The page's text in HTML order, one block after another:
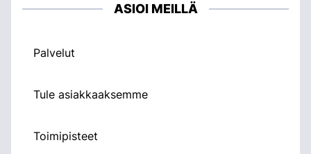
ASIOI MEILLÄ
Palvelut
Tule asiakkaaksemme
Toimipisteet